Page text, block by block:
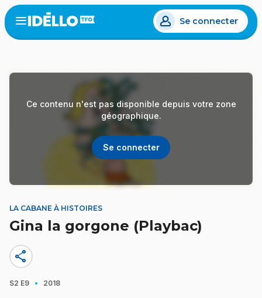
Aller
au
contenu
Open
menu
Se connecter
Ce contenu n'est pas disponible depuis votre zone
géographique.
Se connecter
LA CABANE À HISTOIRES
Gina la gorgone (Playbac)
share
S2 E9 · 2018